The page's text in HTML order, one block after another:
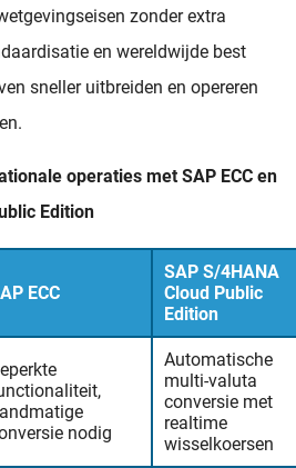
zonder extra
en wereldwijde best
sneller uitbreiden en opereren
operaties met SAP ECC en
Edition
ECC
SAP S/4HANA
Cloud Public
Edition
nodig
Automatische
multi-valuta
conversie met
realtime
wisselkoersen